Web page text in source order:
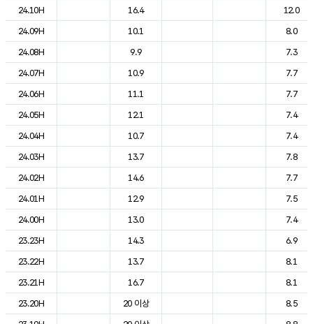
24.10H
16.4
12.0
24.09H
10.1
8.0
24.08H
9.9
7.3
24.07H
10.9
7.7
24.06H
11.1
7.7
24.05H
12.1
7.4
24.04H
10.7
7.4
24.03H
13.7
7.8
24.02H
14.6
7.7
24.01H
12.9
7.5
24.00H
13.0
7.4
23.23H
14.3
6.9
23.22H
13.7
8.1
23.21H
16.7
8.1
23.20H
20 이상
8.5